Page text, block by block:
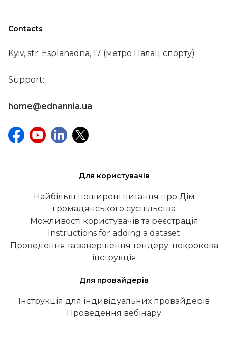
Contacts
Kyiv, str. Esplanadna, 17 (метро Палац спорту)
Support:
home@ednannia.ua
Для користувачів
Найбільш поширені питання про Дім
громадянського суспільства
Можливості користувачів та реєстрація
Instructions for adding a dataset
Проведення та завершення тендеру: покрокова
інструкція
Для провайдерів
Інструкція для індивідуальних провайдерів
Проведення вебінару